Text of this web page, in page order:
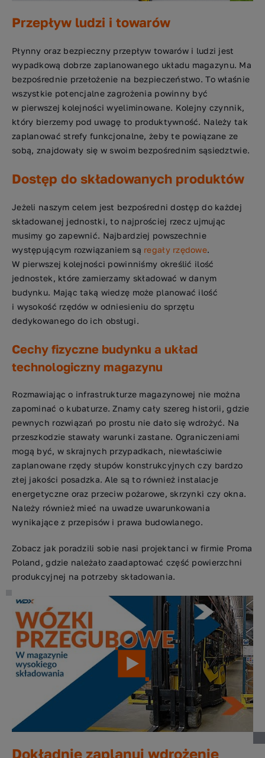
Przepływ ludzi i towarów
Płynny oraz bezpieczny przepływ towarów i ludzi jest
wypadkową dobrze zaplanowanego układu magazynu. Ma
bezpośrednie przełożenie na bezpieczeństwo. To właśnie
wszystkie potencjalne zagrożenia powinny być
w pierwszej kolejności wyeliminowane. Kolejny czynnik,
który bierzemy pod uwagę to produktywność. Należy tak
zaplanować strefy funkcjonalne, żeby te powiązane ze
sobą, znajdowały się w swoim bezpośrednim sąsiedztwie.
Dostęp do składowanych produktów
Jeżeli naszym celem jest bezpośredni dostęp do każdej
składowanej jednostki, to najprościej rzecz ujmując
musimy go zapewnić. Najbardziej powszechnie
występującym rozwiązaniem są regały rzędowe.
W pierwszej kolejności powinniśmy określić ilość
jednostek, które zamierzamy składować w danym
budynku. Mając taką wiedzę może planować ilość
i wysokość rzędów w odniesieniu do sprzętu
dedykowanego do ich obsługi.
Cechy fizyczne budynku a układ
technologiczny magazynu
Rozmawiając o infrastrukturze magazynowej nie można
zapominać o kubaturze. Znamy cały szereg historii, gdzie
pewnych rozwiązań po prostu nie dało się wdrożyć. Na
przeszkodzie stawały warunki zastane. Ograniczeniami
mogą być, w skrajnych przypadkach, niewłaściwie
zaplanowane rzędy słupów konstrukcyjnych czy bardzo
złej jakości posadzka. Ale są to również instalacje
energetyczne oraz przeciw pożarowe, skrzynki czy okna.
Należy również mieć na uwadze uwarunkowania
wynikające z przepisów i prawa budowlanego.
Zobacz jak poradzili sobie nasi projektanci w firmie Proma
Poland, gdzie należało zaadaptować część powierzchni
produkcyjnej na potrzeby składowania.
Dokładnie zaplanuj wdrożenie